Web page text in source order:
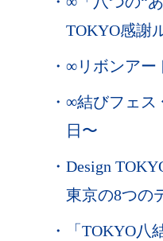
TOKYO感謝
・ ∞リボンアー
・ ∞結びフェス
日〜
・ Design
東京の8つの
・
「TOKYO八